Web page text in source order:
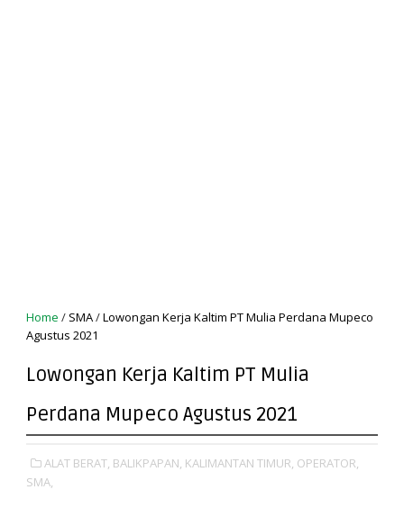
Home / SMA/Lowongan Kerja Kaltim PT Mulia Perdana Mupeco
Agustus 2021
Lowongan Kerja Kaltim PT Mulia
Perdana Mupeco Agustus 2021
ALAT BERAT, BALIKPAPAN, KALIMANTAN TIMUR, OPERATOR,
SMA,